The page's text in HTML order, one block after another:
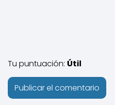
Tu puntuación: Útil